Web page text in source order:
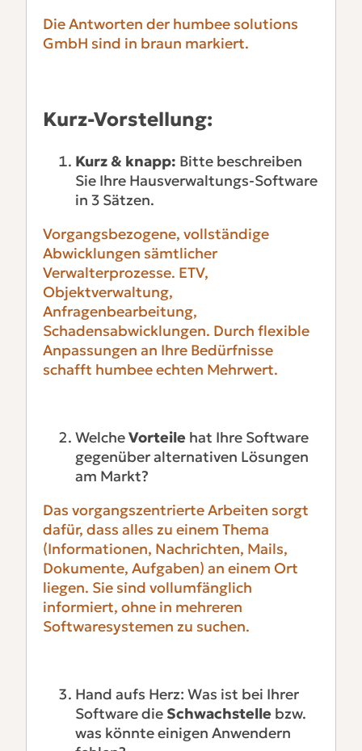
Die Antworten der humbee solutions
GmbH sind in braun markiert.
Kurz-Vorstellung:
Kurz & knapp: Bitte beschreiben
Sie Ihre Hausverwaltungs-Software
in 3 Sätzen.
Vorgangsbezogene, vollständige
Abwicklungen sämtlicher
Verwalterprozesse. ETV,
Objektverwaltung,
Anfragenbearbeitung,
Schadensabwicklungen. Durch flexible
Anpassungen an Ihre Bedürfnisse
schafft humbee echten Mehrwert.
WelcheVorteile hat Ihre Software
gegenüber alternativen Lösungen
am Markt?
Das vorgangszentrierte Arbeiten sorgt
dafür, dass alles zu einem Thema
(Informationen, Nachrichten, Mails,
Dokumente, Aufgaben) an einem Ort
liegen. Sie sind vollumfänglich
informiert, ohne in mehreren
Softwaresystemen zu suchen.
Hand aufs Herz: Was ist bei Ihrer
Software die Schwachstelle bzw.
was könnte einigen Anwendern